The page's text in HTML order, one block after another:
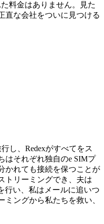
料金はありません。見た
直な会社をついに見つける
し、Redexがすべてをス
はそれぞれ独自のe SIMプ
かれても接続を保つことが
トリーミングでき、夫は
行い、私はメールに追いつ
ングから私たちを救い、